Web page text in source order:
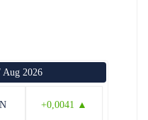
Aug 2026
+0,0041 ▲